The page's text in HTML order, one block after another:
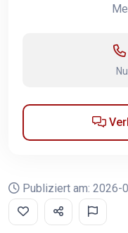
Publiziert am: 2026-